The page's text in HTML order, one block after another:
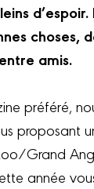
d’espoir.
choses,
amis.
préféré,
proposant
Grand
année